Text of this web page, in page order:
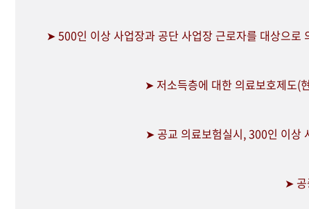
➤ 500인 이상 사업장과 공단 사업장 근로자를 대상으로
➤ 저소득층에 대한 의료보호제도(
➤ 공교 의료보험실시, 300인 이상
➤ 공